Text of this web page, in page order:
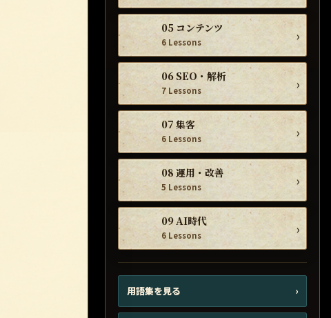
05 コンテンツ
6 Lessons ›
06 SEO・解析
7 Lessons ›
07 集客
6 Lessons ›
08 運用・改善
5 Lessons ›
09 AI時代
6 Lessons ›
用語集を見る ›